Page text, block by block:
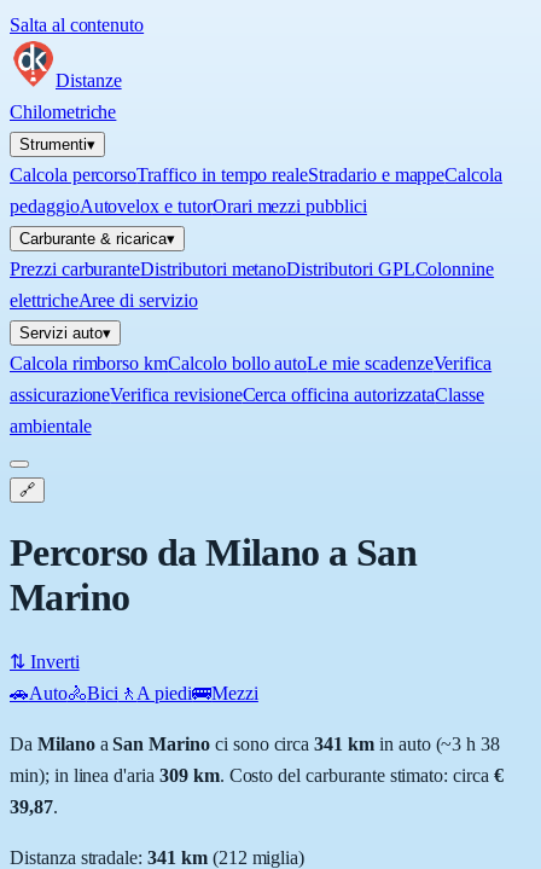
Salta al contenuto
Distanze
Chilometriche
Strumenti▾
Calcola percorsoTraffico in tempo realeStradario e mappeCalcola
pedaggioAutovelox e tutorOrari mezzi pubblici
Carburante & ricarica▾
Prezzi carburanteDistributori metanoDistributori GPLColonnine
elettricheAree di servizio
Servizi auto▾
Calcola rimborso kmCalcolo bollo autoLe mie scadenzeVerifica
assicurazioneVerifica revisioneCerca officina autorizzataClasse
ambientale
🔗
Percorso da Milano a San
Marino
⇅ Inverti
🚗Auto🚴Bici 🚶 A piedi🚌Mezzi
Da MilanoaSan Marinoci sono circa 341 kmin auto (~3 h 38
min); in linea d'aria 309km. Costo del carburante stimato: circa €
39,87.
Distanza stradale:341 km (212 miglia)